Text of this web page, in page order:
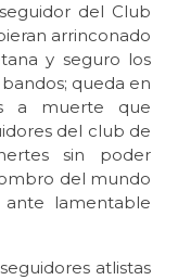
del Club
arrinconado
y seguro los
queda en
a muerte que
del club de
sin poder
del mundo
lamentable
atlistas